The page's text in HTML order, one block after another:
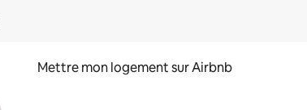
Mettre mon logement sur Airbnb